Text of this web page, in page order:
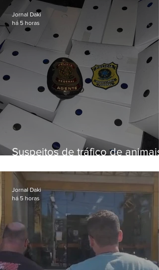
Suspeitos de tráfico de animais
aves
Jornal Daki
há 5 horas
Jornal Daki
há 5 horas